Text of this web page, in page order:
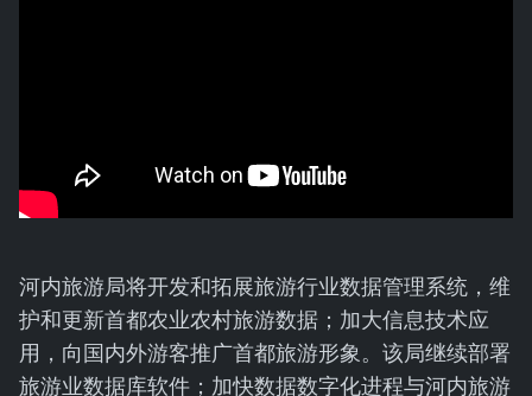
河内旅游局将开发和拓展旅游行业数据管理系统，维
护和更新首都农业农村旅游数据；加大信息技术应
用，向国内外游客推广首都旅游形象。该局继续部署
旅游业数据库软件；加快数据数字化进程与河内旅游